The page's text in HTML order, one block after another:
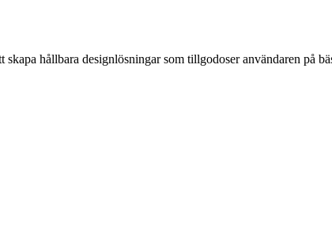
hållbara designlösningar som tillgodoser användaren på